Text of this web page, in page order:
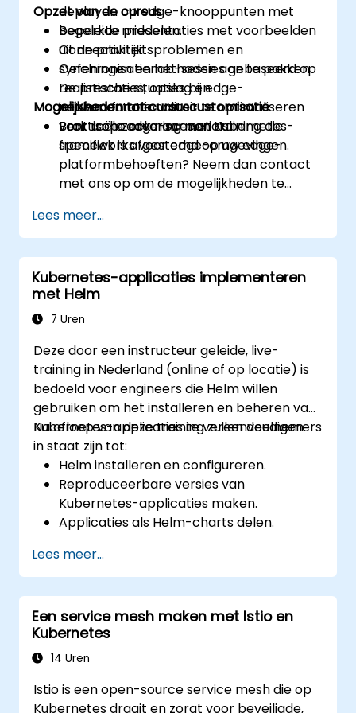
deployen op edge-knooppunten met
beperkte middelen.
Connectiviteitsproblemen en
synchronisatiemethoden aan te pakken.
De prestaties, opslag en
netwerkfunctionaliteit te optimaliseren
voor reële edge-scenario’s.
Opzet van de cursus
Begeleide presentaties met voorbeelden
uit de praktijk.
Oefeningen en lab-sessies gebaseerd op
realistische situaties bij edge-
implementatie.
Praktische ervaring met Kubernetes-
frameworks voor edge-omgevingen.
Mogelijkheden tot cursuscustomisatie
Bent u op zoek naar een training die
specifiek is afgestemd op uw edge-
platformbehoeften? Neem dan contact
met ons op om de mogelijkheden te
Lees meer...
Kubernetes-applicaties implementeren
met Helm
7 Uren
Deze door een instructeur geleide, live-
training in Nederland (online of op locatie) is
bedoeld voor engineers die Helm willen
gebruiken om het installeren en beheren van
Kubernetes-applicaties te vereenvoudigen.
Na afloop van deze training zullen deelnemers
in staat zijn tot:
Helm installeren en configureren.
Reproduceerbare versies van
Kubernetes-applicaties maken.
Applicaties als Helm-charts delen.
Helm-charts zijn opgeslagen, draaien.
Versies van Helm-pakketten beheren.
Lees meer...
Een service mesh maken met Istio en
Kubernetes
14 Uren
Istio is een open-source service mesh die op
Kubernetes draait en zorgt voor beveiligde,